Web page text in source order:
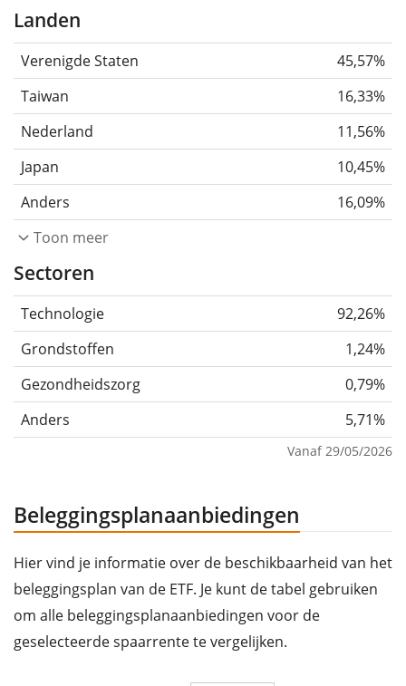
Landen
Verenigde Staten
45,57%
Taiwan
16,33%
Nederland
11,56%
Japan
10,45%
Anders
16,09%
Toon meer
Sectoren
Technologie
92,26%
Grondstoffen
1,24%
Gezondheidszorg
0,79%
Anders
5,71%
Vanaf 29/05/2026
Beleggingsplanaanbiedingen
Hier vind je informatie over de beschikbaarheid van het
beleggingsplan van de ETF. Je kunt de tabel gebruiken
om alle beleggingsplanaanbiedingen voor de
geselecteerde spaarrente te vergelijken.